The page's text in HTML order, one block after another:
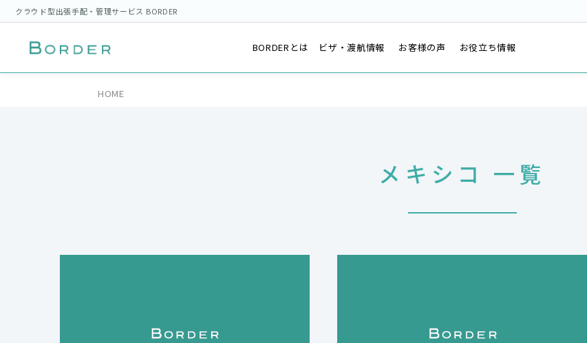
クラウド型出張手配・管理サービス BORDER
BORDERとは ビザ・渡航情報 お客様の声 お役立ち情報
HOME
メキシコ 一覧